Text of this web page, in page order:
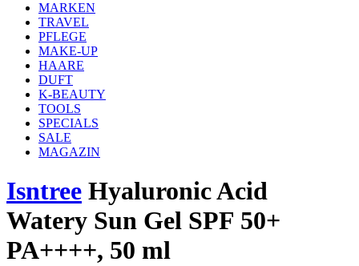
MARKEN
TRAVEL
PFLEGE
MAKE-UP
HAARE
DUFT
K-BEAUTY
TOOLS
SPECIALS
SALE
MAGAZIN
Isntree Hyaluronic Acid
Watery Sun Gel SPF 50+
PA++++, 50 ml